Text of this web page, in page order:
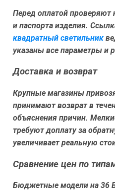
Перед оплатой проверяют
и паспорта изделия.
квадратный светильник
указаны все параметры и
Доставка и возврат
Крупные магазины
принимают возврат в
объяснения причин.
требуют доплату за
увеличивает реальную
Сравнение цен по
Бюджетные модели на 36